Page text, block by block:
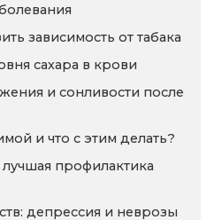
зависимость от табака
сахара в крови
и сонливости после
и что с этим делать?
профилактика
депрессия и неврозы